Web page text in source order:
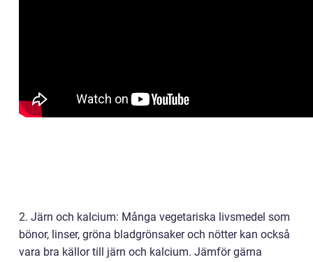
2. Järn och kalcium: Många vegetariska livsmedel som
bönor, linser, gröna bladgrönsaker och nötter kan också
vara bra källor till järn och kalcium. Jämför gärna